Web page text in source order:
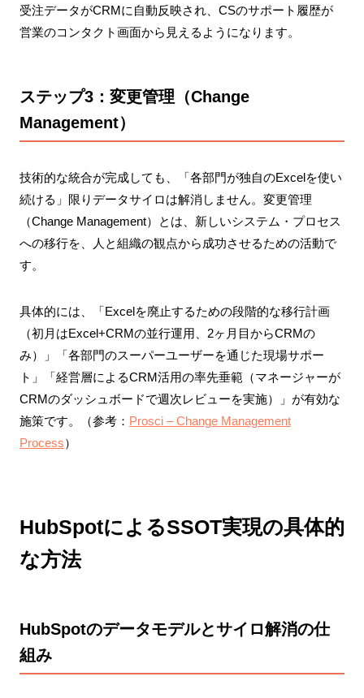
受注データがCRMに自動反映され、CSのサポート履歴が
営業のコンタクト画面から見えるようになります。
ステップ3：変更管理（Change
Management）
技術的な統合が完成しても、「各部門が独自のExcelを使い
続ける」限りデータサイロは解消しません。変更管理
（Change Management）とは、新しいシステム・プロセス
への移行を、人と組織の観点から成功させるための活動で
す。
具体的には、「Excelを廃止するための段階的な移行計画
（初月はExcel+CRMの並行運用、2ヶ月目からCRMの
み）」「各部門のスーパーユーザーを通じた現場サポー
ト」「経営層によるCRM活用の率先垂範（マネージャーが
CRMのダッシュボードで週次レビューを実施）」が有効な
施策です。（参考： Prosci – Change Management
Process）
HubSpotによるSSOT実現の具体的
な方法
HubSpotのデータモデルとサイロ解消の仕
組み